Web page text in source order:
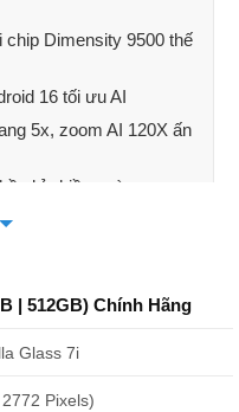
Dimensity 9500 thế
16 tối ưu AI
5x, zoom AI 120X ấn
bỉ nhiều ngày
| 512GB) Chính Hãng
Glass 7i
Pixels)